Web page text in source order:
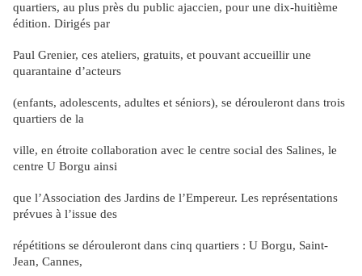
quartiers, au plus près du public ajaccien, pour une dix-huitième
édition. Dirigés par
Paul Grenier, ces ateliers, gratuits, et pouvant accueillir une
quarantaine d’acteurs
(enfants, adolescents, adultes et séniors), se dérouleront dans trois
quartiers de la
ville, en étroite collaboration avec le centre social des Salines, le
centre U Borgu ainsi
que l’Association des Jardins de l’Empereur. Les représentations
prévues à l’issue des
répétitions se dérouleront dans cinq quartiers : U Borgu, Saint-
Jean, Cannes,